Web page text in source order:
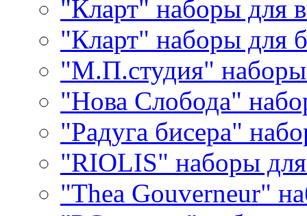
"Кларт" наборы для
"Кларт" наборы для
"М.П.студия"
"Нова Слобода"
"Радуга бисера"
"RIOLIS" наборы
"Thea Gouverneur"